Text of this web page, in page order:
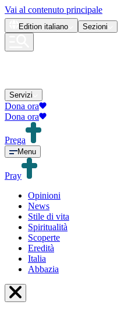
Vai al contenuto principale
Edition italiano Sezioni
Servizi
Dona ora
Dona ora
Prega
Menu
Pray
Opinioni
News
Stile di vita
Spiritualità
Scoperte
Eredità
Italia
Abbazia